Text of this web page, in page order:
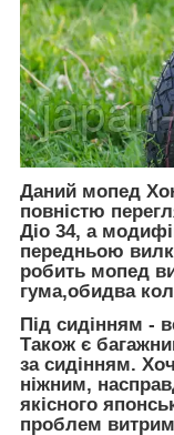
Даний мопед
повністю
Діо 34, а
передньою
робить мопед
гума,обидва
Під сидінням -
Також є
за сидінням.
ніжним,
якісного
проблем